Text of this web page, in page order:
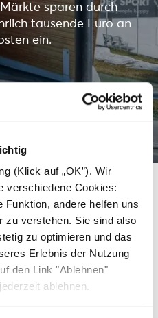
(Klick auf „OK”). Wir
verschiedene Cookies:
Funktion, andere helfen uns
zu verstehen. Sie sind also
zu optimieren und das
Erlebnis der Nutzung
den Link "Ablehnen"
ablehnen.
sparen durch
tausende Euro an
ein.
die saubere